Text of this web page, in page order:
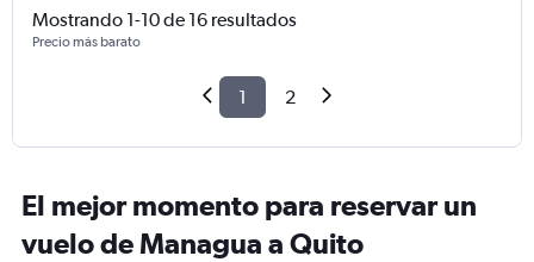
Mostrando 1-10 de 16 resultados
Precio más barato
1 2
El mejor momento para reservar un
vuelo de Managua a Quito